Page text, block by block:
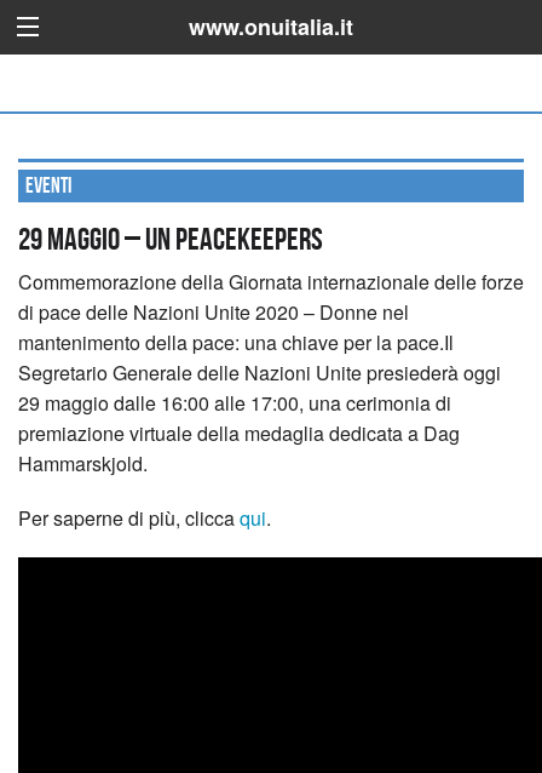
www.onuitalia.it
Eventi
29 maggio – UN Peacekeepers
Commemorazione della Giornata internazionale delle forze
di pace delle Nazioni Unite 2020 – Donne nel
mantenimento della pace: una chiave per la pace.Il
Segretario Generale delle Nazioni Unite presiederà oggi
29 maggio dalle 16:00 alle 17:00, una cerimonia di
premiazione virtuale della medaglia dedicata a Dag
Hammarskjold.
Per saperne di più, cliccaqui.